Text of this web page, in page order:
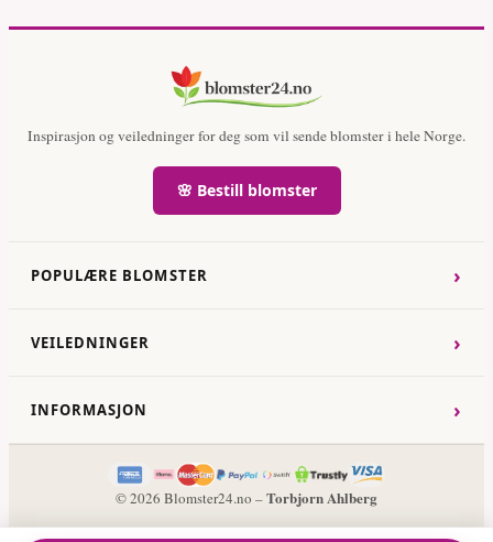
Inspirasjon og veiledninger for deg som vil sende blomster i hele Norge.
🌸 Bestill blomster
POPULÆRE BLOMSTER ›
VEILEDNINGER ›
INFORMASJON ›
© 2026 Blomster24.no –Torbjorn Ahlberg